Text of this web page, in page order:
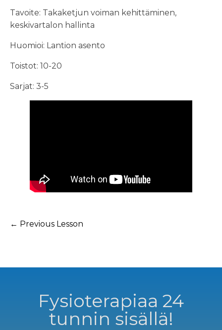
Tavoite: Takaketjun voiman kehittäminen,
keskivartalon hallinta
Huomioi: Lantion asento
Toistot: 10-20
Sarjat: 3-5
← Previous Lesson
Fysioterapiaa 24
tunnin sisällä!